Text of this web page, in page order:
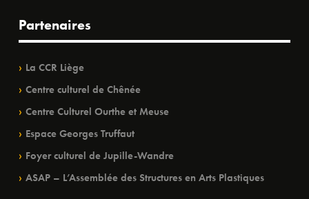
Partenaires
La CCR Liège
Centre culturel de Chênée
Centre Culturel Ourthe et Meuse
Espace Georges Truffaut
Foyer culturel de Jupille-Wandre
ASAP – L’Assemblée des Structures en Arts Plastiques